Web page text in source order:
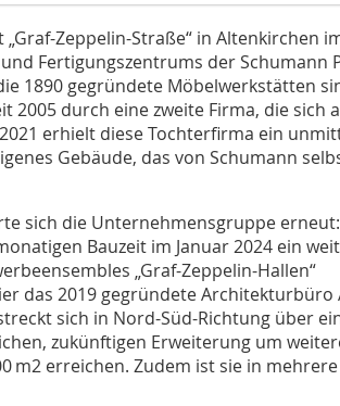
Zeppelin-Straße“ in Altenkirchen
Fertigungszentrums der Schumann
1890 gegründete Möbelwerkstätten
2005 durch eine zweite Firma, die sich
erhielt diese Tochterfirma ein
Gebäude, das von Schumann
sich die Unternehmensgruppe
Bauzeit im Januar 2024 ein
„Graf-Zeppelin-Hallen“
das 2019 gegründete Architekturbüro
sich in Nord-Süd-Richtung über
zukünftigen Erweiterung um
m2 erreichen. Zudem ist sie in mehrere